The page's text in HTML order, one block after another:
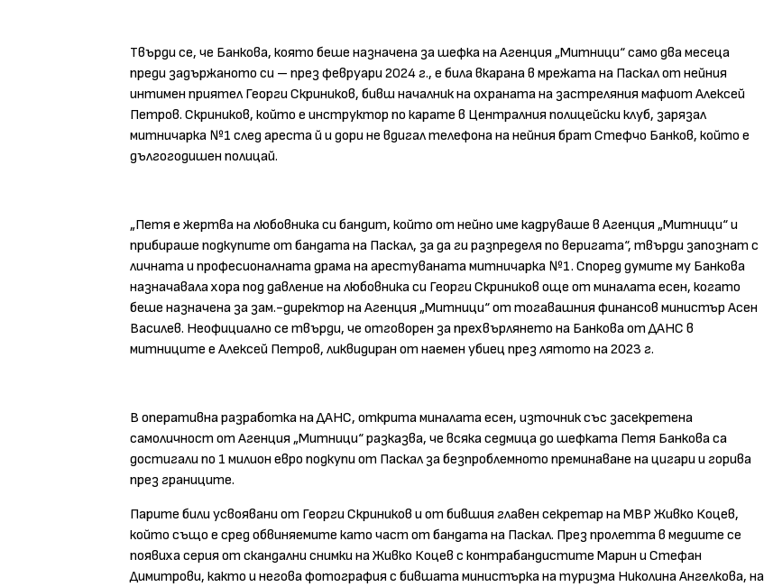
Твърди се, че Банкова, която беше назначена за шефка на Агенция „Митници“ само два месеца
преди задържаното си – през февруари 2024 г., е била вкарана в мрежата на Паскал от нейния
интимен приятел Георги Скриников, бивш началник на охраната на застреляния мафиот Алексей
Петров. Скриников, който е инструктор по карате в Централния полицейски клуб, зарязал
митничарка №1 след ареста й и дори не вдигал телефона на нейния брат Стефчо Банков, който е
дългогодишен полицай.
„Петя е жертва на любовника си бандит, който от нейно име кадруваше в Агенция „Митници“ и
прибираше подкупите от бандата на Паскал, за да ги разпределя по веригата“, твърди запознат с
личната и професионалната драма на арестуваната митничарка №1. Според думите му Банкова
назначавала хора под давление на любовника си Георги Скриников още от миналата есен, когато
беше назначена за зам.-директор на Агенция „Митници“ от тогавашния финансов министър Асен
Василев. Неофициално се твърди, че отговорен за прехвърлянето на Банкова от ДАНС в
митниците е Алексей Петров, ликвидиран от наемен убиец през лятото на 2023 г.
В оперативна разработка на ДАНС, открита миналата есен, източник със засекретена
самоличност от Агенция „Митници“ разказва, че всяка седмица до шефката Петя Банкова са
достигали по 1 милион евро подкупи от Паскал за безпроблемното преминаване на цигари и горива
през границите.
Парите били усвоявани от Георги Скриников и от бившия главен секретар на МВР Живко Коцев,
който също е сред обвиняемите като част от бандата на Паскал. През пролетта в медиите се
появиха серия от скандални снимки на Живко Коцев с контрабандистите Марин и Стефан
Димитрови, както и негова фотография с бившата министърка на туризма Николина Ангелкова, на